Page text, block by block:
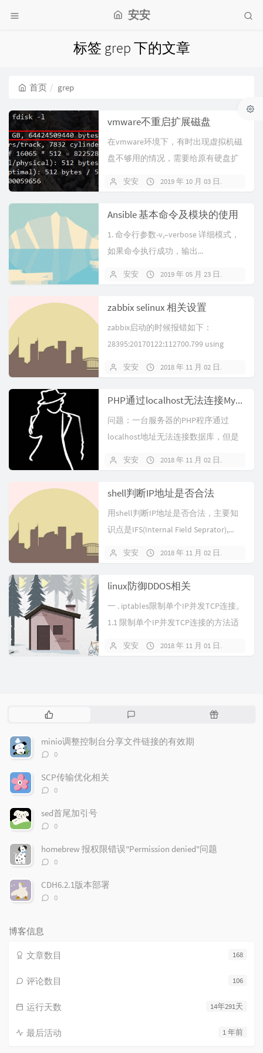
安安
标签 grep 下的文章
首页 grep
vmware不重启扩展磁盘
在vmware环境下，有时出现虚拟机磁
盘不够用的情况，需要给原有硬盘扩
安安 2019 年 10 月 03 日
Ansible 基本命令及模块的使用
1. 命令行参数-v,–verbose 详细模式，
如果命令执行成功，输出...
安安 2019 年 05 月 23 日
zabbix selinux 相关设置
zabbix启动的时候报错如下：
28395:20170122:112700.799 using
安安 2018 年 11 月 02 日
PHP通过localhost无法连接MySQL数据库的解决
问题：一台服务器的PHP程序通过
localhost地址无法连接数据库，但是
安安 2018 年 11 月 02 日
shell判断IP地址是否合法
用shell判断IP地址是否合法，主要知
识点是IFS(Internal Field Seprator),...
安安 2018 年 11 月 02 日
linux防御DDOS相关
一 . iptables限制单个IP并发TCP连接。
1.1 限制单个IP并发TCP连接的方法适
安安 2018 年 11 月 01 日
热
文
章
评
随
minio调整控制台分享文件链接的有效期
评
数：
0
SCP传输优化相关
评
数：
0
sed首尾加引号
评
数：
0
homebrew 报权限错误"Permission denied"问题
评
数：
0
CDH6.2.1版本部署
评
0
博客信息
168
文章数目
106
评论数目
14年291天
运行天数
1 年前
最后活动